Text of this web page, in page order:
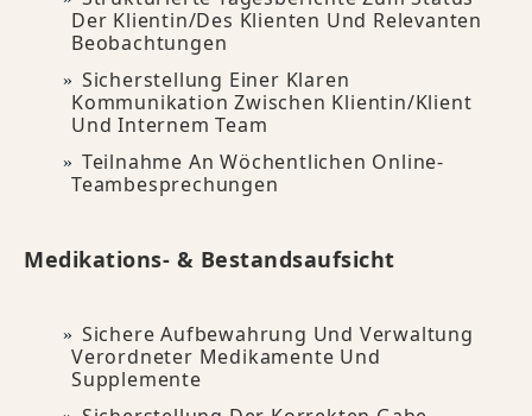
Der Klientin/des Klienten Und Relevanten
Beobachtungen
Sicherstellung Einer Klaren
Kommunikation Zwischen Klientin/Klient
Und Internem Team
Teilnahme An Wöchentlichen Online-
Teambesprechungen
Medikations- & Bestandsaufsicht
Sichere Aufbewahrung Und Verwaltung
Verordneter Medikamente Und
Supplemente